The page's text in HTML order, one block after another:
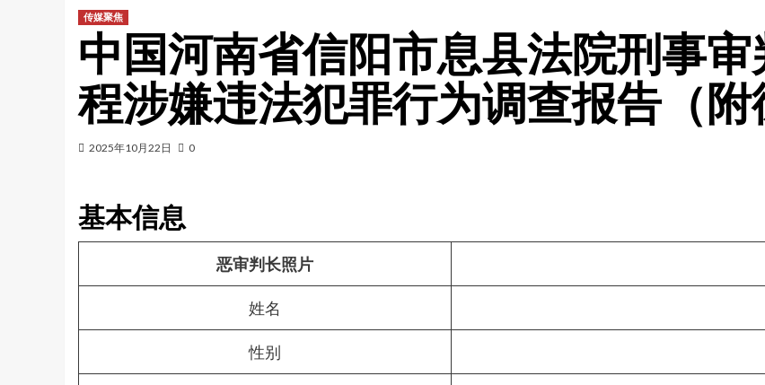
传媒聚焦
中国河南省信阳市息县法院刑事
程涉嫌违法犯罪行为调查报告（附
2025年10月22日 0
基本信息
恶审判长照片
姓名
性别